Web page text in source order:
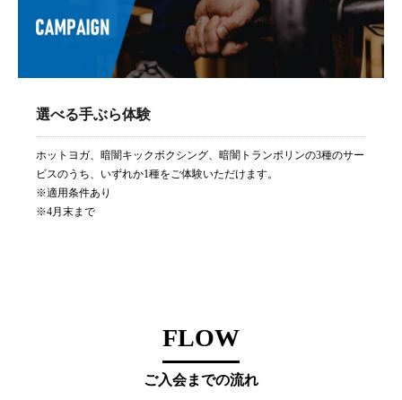
選べる手ぶら体験
ホットヨガ、暗闇キックボクシング、暗闇トランポリンの3種のサー
ビスのうち、いずれか1種をご体験いただけます。
※適用条件あり
※4月末まで
FLOW
ご入会までの流れ